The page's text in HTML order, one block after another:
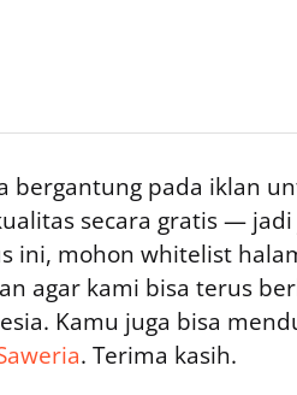
bergantung pada iklan
secara gratis — jadi
ini, mohon whitelist
agar kami bisa terus
Kamu juga bisa
. Terima kasih.